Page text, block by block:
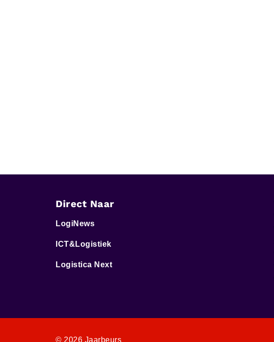
Direct Naar
LogiNews
ICT&Logistiek
Logistica Next
© 2026 Jaarbeurs